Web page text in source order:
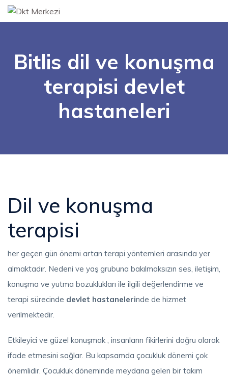
Bitlis dil ve konuşma
terapisi devlet
hastaneleri
Dil ve konuşma
terapisi
her geçen gün önemi artan terapi yöntemleri arasında yer
almaktadır. Nedeni ve yaş grubuna bakılmaksızın ses, iletişim,
konuşma ve yutma bozuklukları ile ilgili değerlendirme ve
terapi sürecinde devlet hastanelerinde de hizmet
verilmektedir.
Etkileyici ve güzel konuşmak , insanların fikirlerini doğru olarak
ifade etmesini sağlar. Bu kapsamda çocukluk dönemi çok
önemlidir. Çocukluk döneminde meydana gelen bir takım